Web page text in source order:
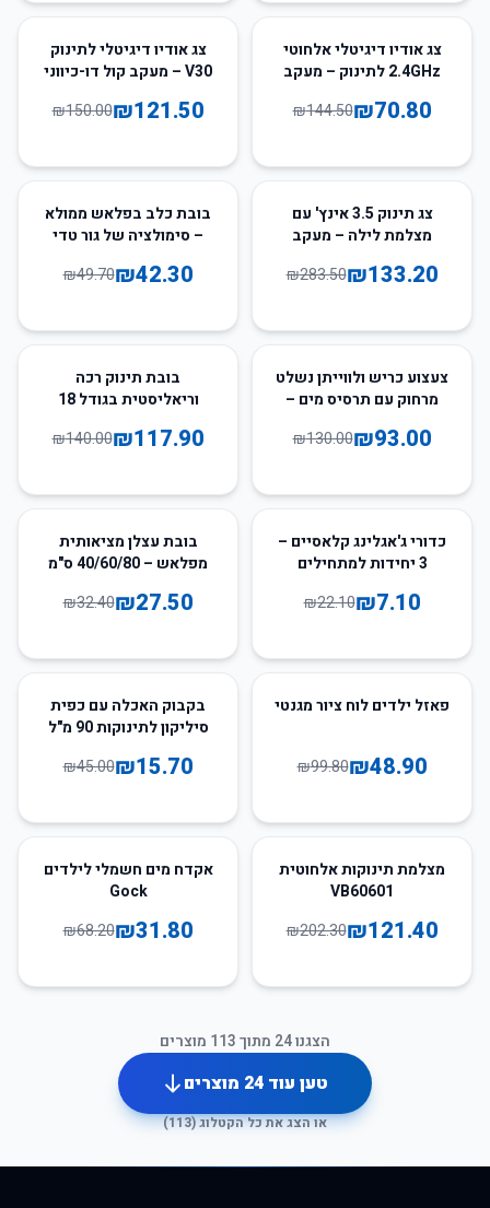
51
צג אודיו דיגיטלי אלחוטי
2.4GHz לתינוק – מעקב
₪70.80
₪144.50
19
צג אודיו דיגיטלי לתינוק
V30 – מעקב קול דו-כיווני
₪121.50
₪150.00
53
צג תינוק 3.5 אינץ' עם
מצלמת לילה – מעקב
₪133.20
₪283.50
15
בובת כלב בפלאש ממולא
– סימולציה של גור טדי
וזאב
₪42.30
₪49.70
28%צעצוע כריש ולווייתן נשלט
מרחוק עם תרסיס מים –
₪93.00
₪130.00
בובת תינוק רכה
וריאליסטית בגודל 18
₪117.90
₪140.00
68%כדורי ג'אגלינג קלאסיים –
3 יחידות למתחילים
₪7.10
₪22.10
15בובת עצלן מציאותית
מפלאש – 40/60/80 ס"מ
₪27.50
₪32.40
51%פאזל ילדים לוח ציור מגנטי
₪48.90
₪99.80
65
בקבוק האכלה עם כפית
סיליקון לתינוקות 90 מ"ל
₪15.70
₪45.00
40
מצלמת תינוקות אלחוטית
VB60601
₪121.40
₪202.30
53%אקדח מים חשמלי לילדים
Gock
₪31.80
₪68.20
הצגנו24 מתוך113 מוצרים
טען עוד 24 מוצרים
או הצג את כל הקטלוג (113
)